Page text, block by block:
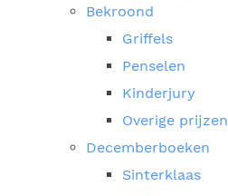
Bekroond
Griffels
Penselen
Kinderjury
Overige prijzen
Decemberboeken
Sinterklaas